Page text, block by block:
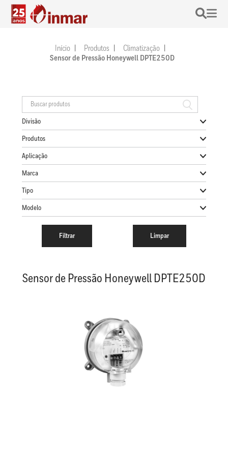
Início Produtos
Climatização
Sensor de Pressão Honeywell DPTE250D
Divisão
Produtos
Aplicação
Marca
Tipo
Modelo
Sensor de Pressão Honeywell DPTE250D